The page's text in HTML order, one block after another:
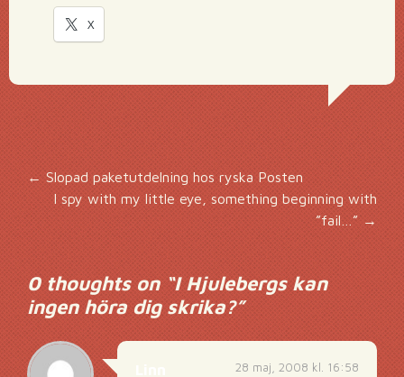
X
Inläggsnavigering
←Slopad paketutdelning hos ryska Posten
I spy with my little eye, something beginning with
”fail…”→
0 thoughts on “I Hjulebergs kan
ingen höra dig skrika?”
28 maj, 2008 kl. 16:58